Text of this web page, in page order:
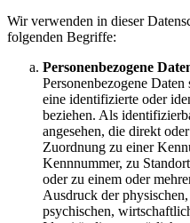
Wir verwenden in dieser
folgenden Begriffe:
Personenbezogene
Personenbezogene
eine identifizierte oder
beziehen. Als
angesehen, die direkt
Zuordnung zu einer
Kennnummer, zu
oder zu einem oder
Ausdruck der
psychischen,